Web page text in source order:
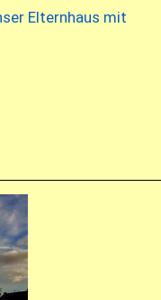
Elternhaus mit